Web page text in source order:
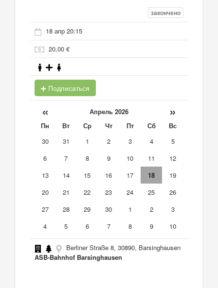
закончено
18 апр 20:15
20,00 €
Подписаться
« Апрель 2026 »
Пн Вт Ср Чт Пт Сб
Вс
30
31 1 2 3 4
5
6
7 8 9 10 11
12
13
14 15 16 17 18
19
20
21 22 23 24 25
26
27
28 29 30 1 2
3
4
5 6 7 8 9 10
Berliner Straße 8, 30890, Barsinghausen
ASB-Bahnhof Barsinghausen